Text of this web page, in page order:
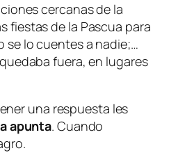
cercanas de la
fiestas de la Pascua para
se lo cuentes a nadie;…
fuera, en lugares
una respuesta les
apunta. Cuando